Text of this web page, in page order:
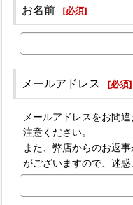
お名前 [必須]
メールアドレス [必須]
メールアドレスをお間
注意ください。
また、弊店からのお返
がございますので、迷惑